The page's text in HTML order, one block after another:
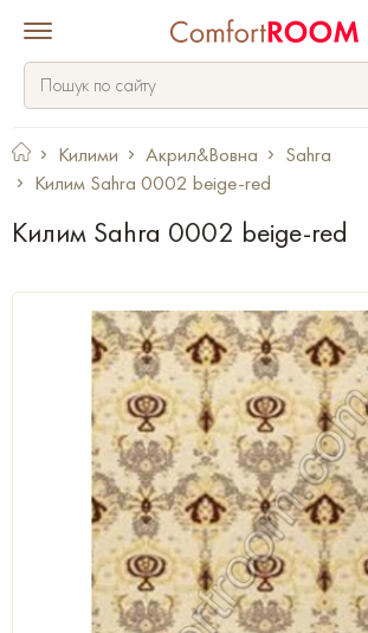
Килими Акрил&Вовна
Sahra
Килим Sahra 0002 beige-red
Килим Sahra 0002 beige-red